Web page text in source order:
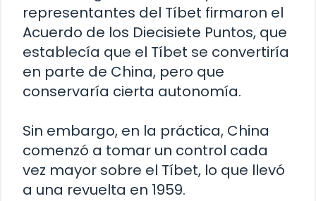
representantes del Tíbet firmaron el
Acuerdo de los Diecisiete Puntos, que
establecía que el Tíbet se convertiría
en parte de China, pero que
conservaría cierta autonomía.
Sin embargo, en la práctica, China
comenzó a tomar un control cada
vez mayor sobre el Tíbet, lo que llevó
a una revuelta en 1959.